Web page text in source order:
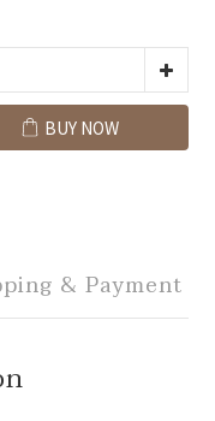
BUY NOW
& Payment